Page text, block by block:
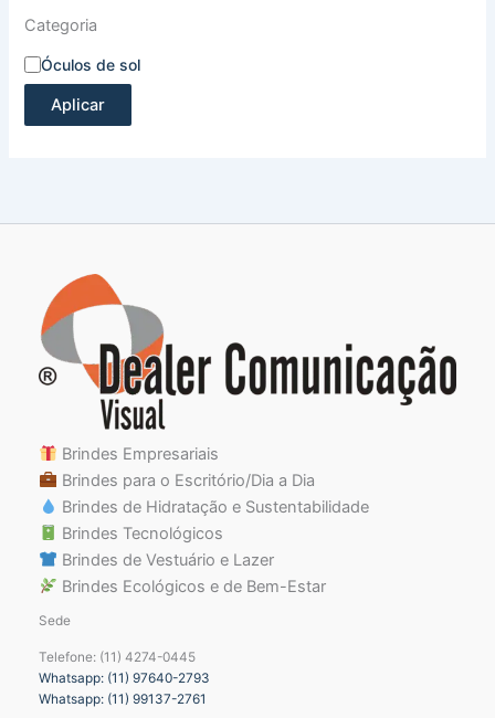
Categoria
Óculos de sol
Aplicar
Brindes Empresariais
Brindes para o Escritório/Dia a Dia
Brindes de Hidratação e Sustentabilidade
Brindes Tecnológicos
Brindes de Vestuário e Lazer
Brindes Ecológicos e de Bem-Estar
Sede
Telefone: (11) 4274-0445
Whatsapp: (11) 97640-2793
Whatsapp: (11) 99137-2761